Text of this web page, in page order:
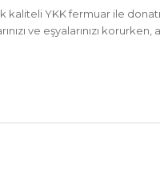
YKK fermuar ile
ve eşyalarınızı